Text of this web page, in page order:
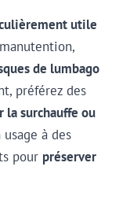
utile
de lumbago
préférez des
la surchauffe ou
usage à des
pour préserver